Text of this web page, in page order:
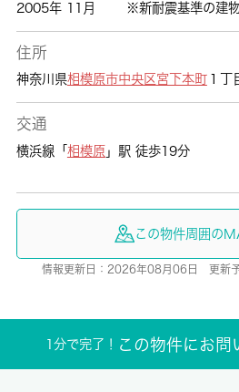
2005年 11月 ※新耐震基準の建物
住所
神奈川県相模原市中央区 宮下本町１丁
交通
横浜線「 相模原」駅 徒歩19分
この物件周囲の
情報更新日：2026年08月06日 更新
1分で完了！ この物件にお問